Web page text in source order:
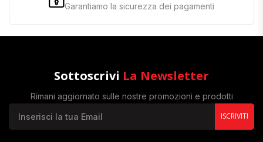
Garantiamo la sicurezza dei pagamenti
Sottoscrivi La Newsletter
Rimani aggiornato sulle nostre promozioni e prodotti
ISCRIVITI